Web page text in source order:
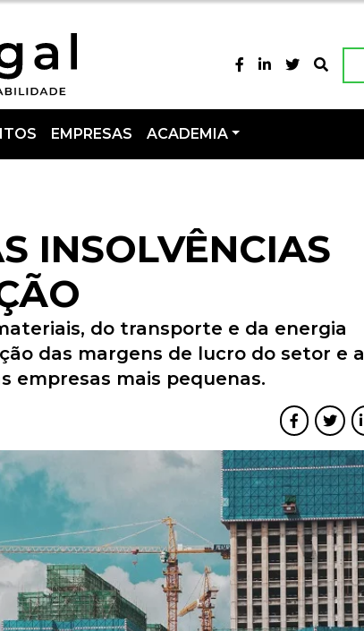
EMPRESAS ACADEMIA
INSOLVÊNCIAS
do transporte e da energia
das margens de lucro do setor e a
empresas mais pequenas.